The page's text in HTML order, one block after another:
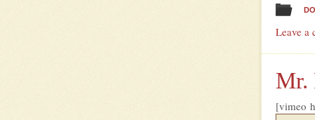
Leave a
Mr.
[vimeo